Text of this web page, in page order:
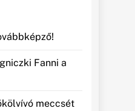
Fanni a
meccsét